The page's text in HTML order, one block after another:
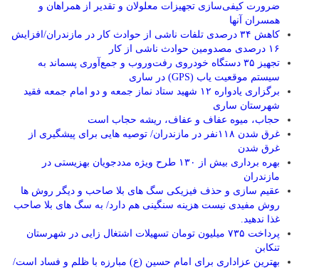
ضرورت کیفی‌سازی تجهیزات معلولان و تقدیر از همراهان و
همسران آنها
کاهش ۳۴ درصدی تلفات ناشی از حوادث كار در مازندران/افزایش
۱۶ درصدی مصدومین حوادث ناشی از کار
تجهیز ۳۵ دستگاه خودروی رفت‌وروب و جمع‌آوری پسماند به
سیستم موقعیت یاب (GPS) در ساری
برگزاری یادواره ۱۲ شهید ستاد نماز جمعه و دو امام جمعه فقید
شهرستان ساری
حجاب، میوه عفاف و عفاف، ریشه حجاب است
غرق شدن ۱۱۸نفر در مازندران/ توصيه هايی برای پيشگيری از
غرق شدن
بهره برداری بیش از ۱۳۰ طرح ویژه مددجویان بهزیستی در
مازندران
عقیم سازی و حذف فیزیکی سگ های بلا صاحب و دیگر روش ها
روش مفیدی نیست هزینه سنگینی هم دارد/ به سگ های بلا صاحب
غذا ندهید.
پرداخت ۷۳۵ میلیون تومان تسهیلات اشتغال زایی در شهرستان
تنکابن
بهترین عزاداری برای امام حسین (ع) مبارزه با ظلم و فساد است/